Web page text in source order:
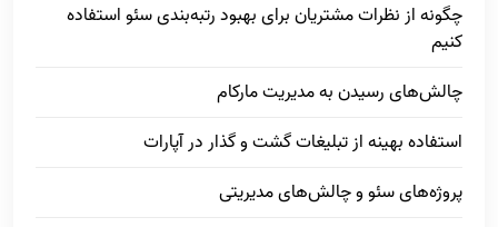
چگونه از نظرات مشتریان برای بهبود رتبه‌بندی سئو استفاده
کنیم
چالش‌های رسیدن به مدیریت مارکام
استفاده بهینه از تبلیغات گشت و گذار در آپارات
پروژه‌های سئو و چالش‌های مدیریتی